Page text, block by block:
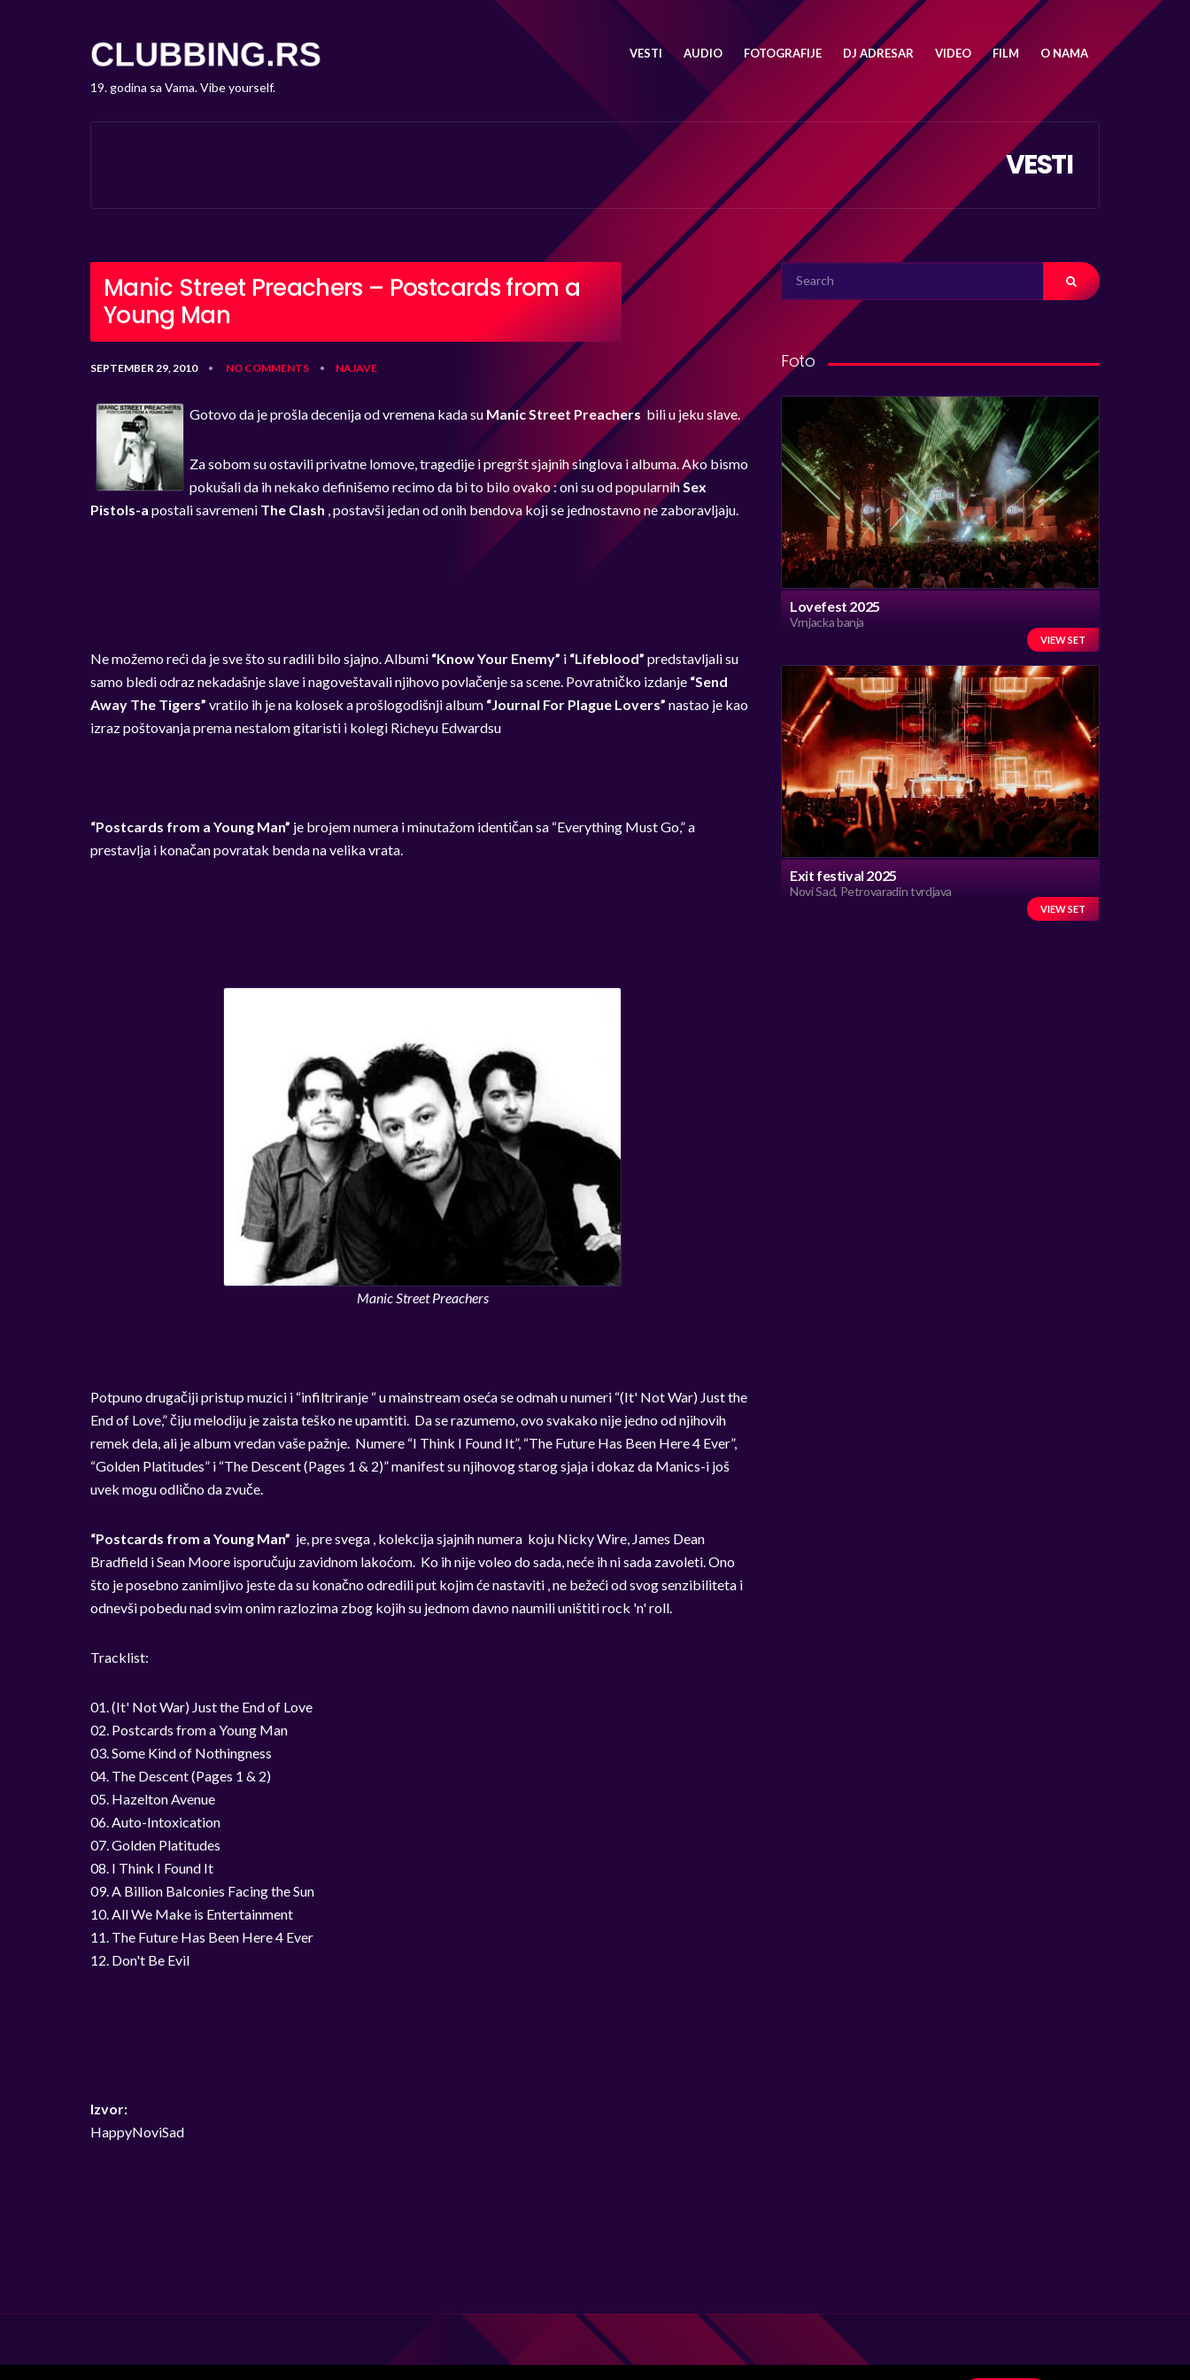
19. godina sa Vama. Vibe yourself.
VESTI AUDIO FOTOGRAFIJE DJ ADRESAR VIDEO FILM O NAMA
VESTI
Manic Street Preachers – Postcards from a
Young Man
SEPTEMBER 29, 2010 • NO COMMENTS • NAJAVE
Gotovo da je prošla decenija od vremena kada su Manic Street Preachers bili u jeku slave.
Za sobom su ostavili privatne lomove, tragedije i pregršt sjajnih singlova i albuma. Ako bismo
pokušali da ih nekako definišemo recimo da bi to bilo ovako : oni su od popularnihSex
Pistols-a postali savremeni The Clash , postavši jedan od onih bendova koji se jednostavno ne zaboravljaju.
Ne možemo reći da je sve što su radili bilo sjajno. Albumi “Know Your Enemy” i “Lifeblood” predstavljali su
samo bledi odraz nekadašnje slave i nagoveštavali njihovo povlačenje sa scene. Povratničko izdanje “Send
Away The Tigers” vratilo ih je na kolosek a prošlogodišnji album “Journal For Plague Lovers” nastao je kao
izraz poštovanja prema nestalom gitaristi i kolegi Richeyu Edwardsu
“Postcards from a Young Man” je brojem numera i minutažom identičan sa “Everything Must Go,” a
prestavlja i konačan povratak benda na velika vrata.
Manic Street Preachers
Potpuno drugačiji pristup muzici i “infiltriranje “ u mainstream oseća se odmah u numeri “(It' Not War) Just the
End of Love,” čiju melodiju je zaista teško ne upamtiti. Da se razumemo, ovo svakako nije jedno od njihovih
remek dela, ali je album vredan vaše pažnje. Numere “I Think I Found It”, “The Future Has Been Here 4 Ever”,
“Golden Platitudes” i “The Descent (Pages 1 & 2)” manifest su njihovog starog sjaja i dokaz da Manics-i još
uvek mogu odlično da zvuče.
“Postcards from a Young Man” je, pre svega , kolekcija sjajnih numera koju Nicky Wire, James Dean
Bradfield i Sean Moore isporučuju zavidnom lakoćom. Ko ih nije voleo do sada, neće ih ni sada zavoleti. Ono
što je posebno zanimljivo jeste da su konačno odredili put kojim će nastaviti , ne bežeći od svog senzibiliteta i
odnevši pobedu nad svim onim razlozima zbog kojih su jednom davno naumili uništiti rock 'n' roll.
Tracklist:
01. (It' Not War) Just the End of Love
02. Postcards from a Young Man
03. Some Kind of Nothingness
04. The Descent (Pages 1 & 2)
05. Hazelton Avenue
06. Auto-Intoxication
07. Golden Platitudes
08. I Think I Found It
09. A Billion Balconies Facing the Sun
10. All We Make is Entertainment
11. The Future Has Been Here 4 Ever
12. Don't Be Evil
Izvor:
HappyNoviSad
SEARCH
FOR:
Foto
Lovefest 2025
Vrnjacka banja
VIEW SET
Exit festival 2025
Novi Sad, Petrovaradin tvrdjava
VIEW SET